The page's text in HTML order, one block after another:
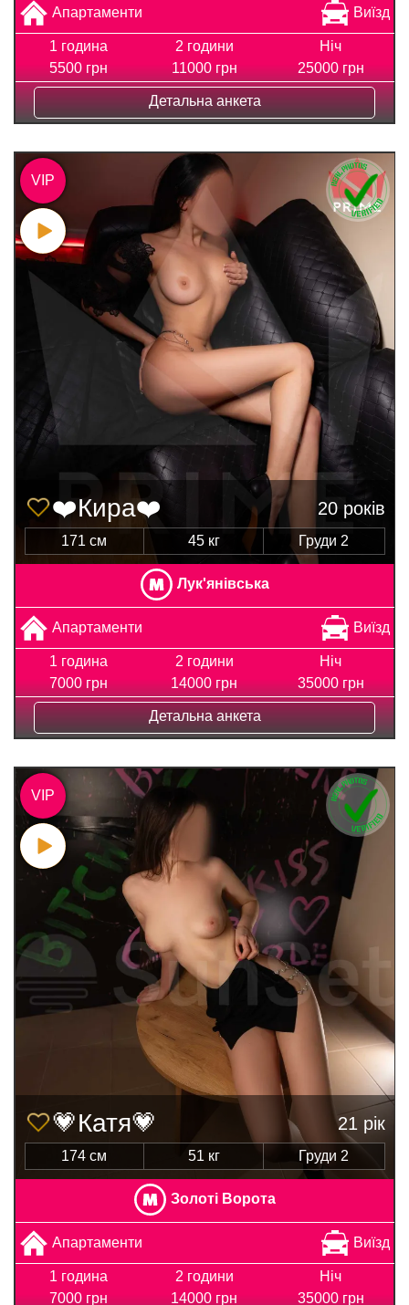
Апартаменти Виїзд
1 година
5500 грн
2 години
11000 грн
Ніч
25000 грн
Детальна анкета
❤️Кира❤️ 20 років
171 см 45 кг Груди 2
Лук'янівська
Апартаменти Виїзд
1 година
7000 грн
2 години
14000 грн
Ніч
35000 грн
Детальна анкета
VIP
💗Катя💗 21 рік
174 см 51 кг Груди 2
Золоті Ворота
Апартаменти Виїзд
1 година
7000 грн
2 години
14000 грн
Ніч
35000 грн
VIP